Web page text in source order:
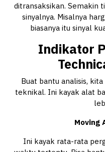
ditransaksikan. Semakin
sinyalnya. Misalnya
biasanya itu sinyal
Indikator
Buat bantu analisis,
teknikal. Ini kayak alat
Moving
Ini kayak rata-rata